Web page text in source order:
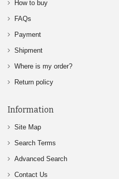
How to buy
FAQs
Payment
Shipment
Where is my order?
Return policy
Information
Site Map
Search Terms
Advanced Search
Contact Us